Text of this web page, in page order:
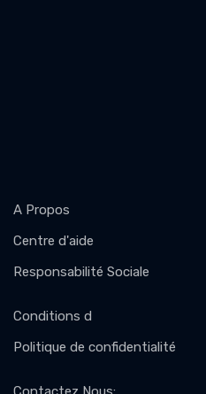
A Propos
Centre d'aide
Responsabilité Sociale
Conditions d
Politique de confidentialité